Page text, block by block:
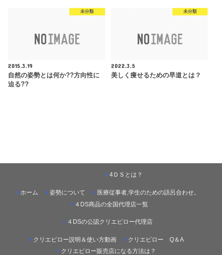
未分類
2015.3.19
自然の姿勢とは何か??方向性に
迫る??
未分類
2022.3.5
美しく痩せるための早道とは？
ホーム
4ＤＳとは？
姿勢について
医療従事者,学生のための語呂合わせ。
４DS商品の全国代理店一覧
４DSの公認クリエピロー代理店
クリエピロー説明＆使い方動画
クリエピロー Q＆A
クリエピロー販売店になる方法は？